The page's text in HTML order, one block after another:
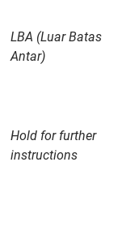
LBA (Luar Batas
Antar)
Hold for further
instructions